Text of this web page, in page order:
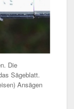
Die
Sägeblatt.
Ansägen